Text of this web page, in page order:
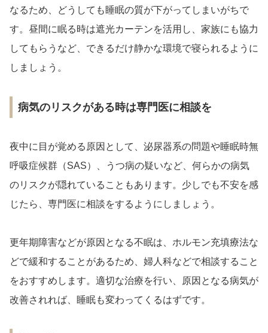
なるため、どうしても睡眠の質が下がってしまいがちで
す。昼間に眠る時は遮光カーテンを活用し、家族にも協力
してもらうなど、できるだけ静かな環境で寝られるように
しましょう。
病気のリスクがある時は専門医に相談を
夜中に目が覚める原因として、泌尿器系の問題や睡眠時無
呼吸症候群（SAS）、うつ病の疑いなど、何らかの病気
のリスクが隠れていることもあります。少しでも不安を感
じたら、専門医に相談をするようにしましょう。
更年期障害などが原因となる不眠は、ホルモン充填療法な
どで緩和することがあるため、婦人科などで相談すること
をおすすめします。適切な治療を行い、原因となる病気が
改善されれば、睡眠も変わってくるはずです。